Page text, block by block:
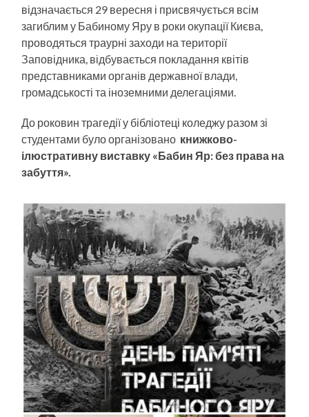
відзначається 29 вересня і присвячується всім
загиблим у Бабиному Яру в роки окупації Києва,
проводяться траурні заходи на території
Заповідника, відбувається покладання квітів
представниками органів державної влади,
громадськості та іноземними делегаціями.
До роковин трагедії у бібліотеці коледжу разом зі
студентами було організовано книжково-
ілюстративну виставку «Бабин Яр: без права на
забуття».